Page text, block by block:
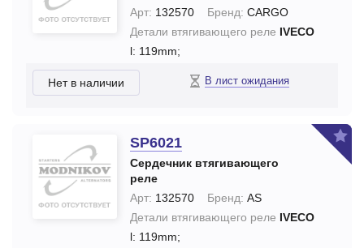
Арт: 132570 Бренд: CARGO
Детали втягивающего реле IVECO
l: 119mm;
Нет в наличии В лист ожидания
SP6021
Сердечник втягивающего
реле
Арт: 132570 Бренд: AS
Детали втягивающего реле IVECO
l: 119mm;